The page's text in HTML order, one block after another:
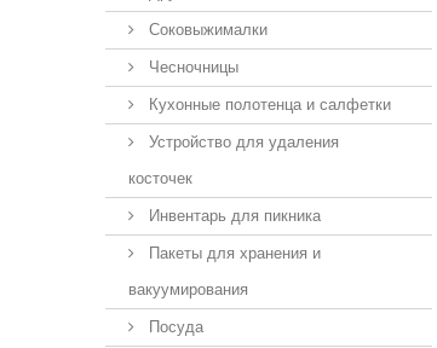
Соковыжималки
Чесночницы
Кухонные полотенца и салфетки
Устройство для удаления
косточек
Инвентарь для пикника
Пакеты для хранения и
вакуумирования
Посуда